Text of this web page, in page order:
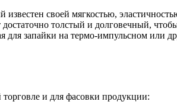
своей мягкостью,
толстый и долговечный,
для запайки на термо-импульсном или
и для фасовки продукции: